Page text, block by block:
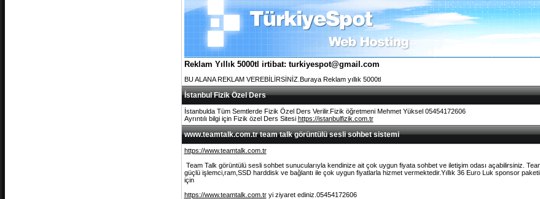
Reklam Yıllık 5000tl irtibat: turkiyespot@gmail.com
BU ALANA REKLAM VEREBİLİRSİNİZ.Buraya Reklam yıllık 5000tl
İstanbul Fizik Özel Ders
İstanbulda Tüm Semtlerde Fizik Özel Ders Verilir.Fizik öğretmeni Mehmet Yüksel 05454172606
Ayrıntılı bilgi için Fizik özel Ders Sitesi https://istanbulfizik.com.tr
www.teamtalk.com.tr team talk görüntülü sesli sohbet sistemi
https://www.teamtalk.com.tr
Team Talk görüntülü sesli sohbet sunucularıyla kendinize ait çok uygun fiyata sohbet ve iletişim odası açabilirsiniz.
güçlü işlemci,ram,SSD harddisk ve bağlantı ile çok uygun fiyatlarla hizmet vermektedir.Yıllık 36 Euro Luk sponsor
için
https://www.teamtalk.com.tryi ziyaret ediniz.05454172606